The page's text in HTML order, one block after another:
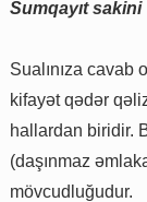
Sumqayıt sakini
Sualınıza
kifayət qədər
hallardan biridir.
(daşınmaz
mövcudluğudur.